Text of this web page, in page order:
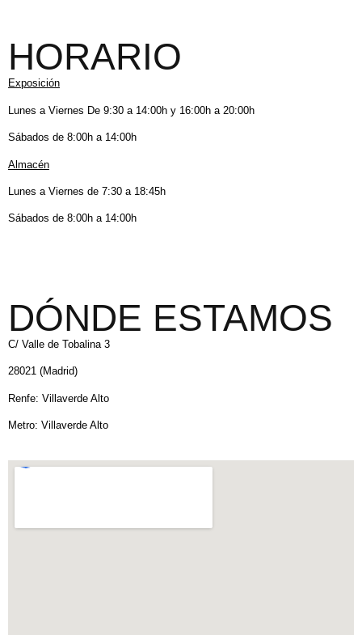
HORARIO
Exposición
Lunes a Viernes De 9:30 a 14:00h y 16:00h a 20:00h
Sábados de 8:00h a 14:00h
Almacén
Lunes a Viernes de 7:30 a 18:45h
Sábados de 8:00h a 14:00h
DÓNDE ESTAMOS
C/ Valle de Tobalina 3
28021 (Madrid)
Renfe: Villaverde Alto
Metro: Villaverde Alto